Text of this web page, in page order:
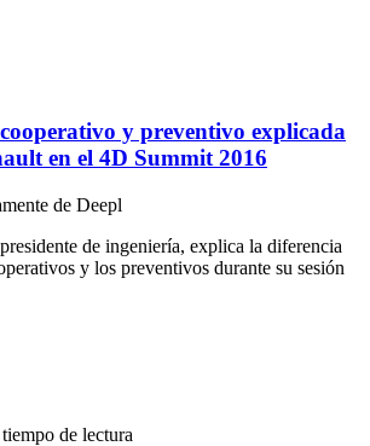
y preventivo explicada
en el 4D Summit 2016
de Deepl
de ingeniería, explica la diferencia
y los preventivos durante su sesión
de lectura